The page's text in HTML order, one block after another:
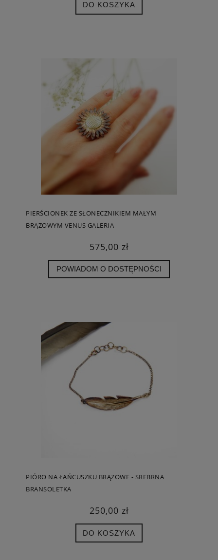
DO KOSZYKA
PIERŚCIONEK ZE SŁONECZNIKIEM MAŁYM
BRĄZOWYM VENUS GALERIA
575,00 zł
POWIADOM O DOSTĘPNOŚCI
PIÓRO NA ŁAŃCUSZKU BRĄZOWE - SREBRNA
BRANSOLETKA
250,00 zł
DO KOSZYKA